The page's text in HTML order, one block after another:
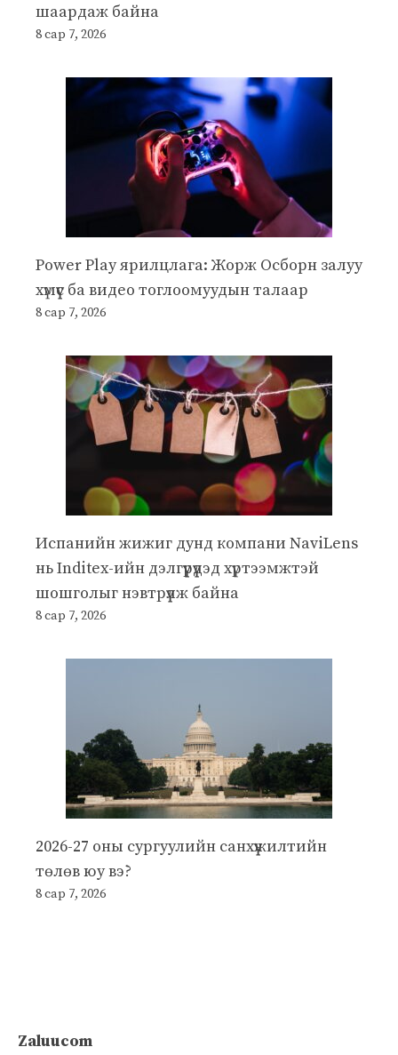
шаардаж байна
8 сар 7, 2026
Power Play ярилцлага: Жорж Осборн залуу
хүмүүс ба видео тоглоомуудын талаар
8 сар 7, 2026
Испанийн жижиг дунд компани NaviLens
нь Inditex-ийн дэлгүүрүүдэд хүртээмжтэй
шошголыг нэвтрүүлж байна
8 сар 7, 2026
2026-27 оны сургуулийн санхүүжилтийн
төлөв юу вэ?
8 сар 7, 2026
Zaluucom